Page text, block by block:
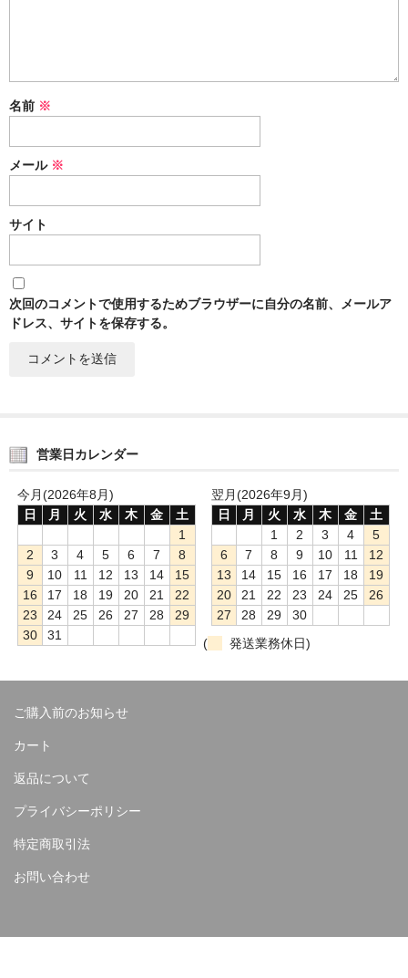
名前 ※
メール ※
サイト
次回のコメントで使用するためブラウザーに自分の名前、メールア
ドレス、サイトを保存する。
営業日カレンダー
今月(2026年8月)
日
月 火 水 木 金
土
1
2
3 4 5 6 7
8
9
10 11 12 13 14
15
16
17 18 19 20 21
22
23
24 25 26 27 28
29
30
31
翌月(2026年9月)
日
月 火 水 木 金
土
1
2 3 4
5
6
7 8 9 10 11
12
13
14 15 16 17 18
19
20
21 22 23 24 25
26
27
28 29
30
(
発送業務休日)
ご購入前のお知らせ
カート
返品について
プライバシーポリシー
特定商取引法
お問い合わせ